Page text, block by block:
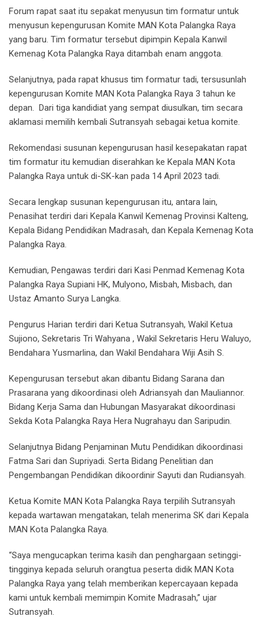
Forum rapat saat itu sepakat menyusun tim formatur untuk
menyusun kepengurusan Komite MAN Kota Palangka Raya
yang baru. Tim formatur tersebut dipimpin Kepala Kanwil
Kemenag Kota Palangka Raya ditambah enam anggota.
Selanjutnya, pada rapat khusus tim formatur tadi, tersusunlah
kepengurusan Komite MAN Kota Palangka Raya 3 tahun ke
depan. Dari tiga kandidiat yang sempat diusulkan, tim secara
aklamasi memilih kembali Sutransyah sebagai ketua komite.
Rekomendasi susunan kepengurusan hasil kesepakatan rapat
tim formatur itu kemudian diserahkan ke Kepala MAN Kota
Palangka Raya untuk di-SK-kan pada 14 April 2023 tadi.
Secara lengkap susunan kepengurusan itu, antara lain,
Penasihat terdiri dari Kepala Kanwil Kemenag Provinsi Kalteng,
Kepala Bidang Pendidikan Madrasah, dan Kepala Kemenag Kota
Palangka Raya.
Kemudian, Pengawas terdiri dari Kasi Penmad Kemenag Kota
Palangka Raya Supiani HK, Mulyono, Misbah, Misbach, dan
Ustaz Amanto Surya Langka.
Pengurus Harian terdiri dari Ketua Sutransyah, Wakil Ketua
Sujiono, Sekretaris Tri Wahyana , Wakil Sekretaris Heru Waluyo,
Bendahara Yusmarlina, dan Wakil Bendahara Wiji Asih S.
Kepengurusan tersebut akan dibantu Bidang Sarana dan
Prasarana yang dikoordinasi oleh Adriansyah dan Mauliannor.
Bidang Kerja Sama dan Hubungan Masyarakat dikoordinasi
Sekda Kota Palangka Raya Hera Nugrahayu dan Saripudin.
Selanjutnya Bidang Penjaminan Mutu Pendidikan dikoordinasi
Fatma Sari dan Supriyadi. Serta Bidang Penelitian dan
Pengembangan Pendidikan dikoordinir Sayuti dan Rudiansyah.
Ketua Komite MAN Kota Palangka Raya terpilih Sutransyah
kepada wartawan mengatakan, telah menerima SK dari Kepala
MAN Kota Palangka Raya.
“Saya mengucapkan terima kasih dan penghargaan setinggi-
tingginya kepada seluruh orangtua peserta didik MAN Kota
Palangka Raya yang telah memberikan kepercayaan kepada
kami untuk kembali memimpin Komite Madrasah,” ujar
Sutransyah.